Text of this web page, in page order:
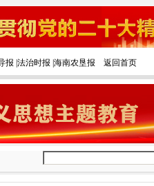
报 法治时报 海南农垦报 返回首页